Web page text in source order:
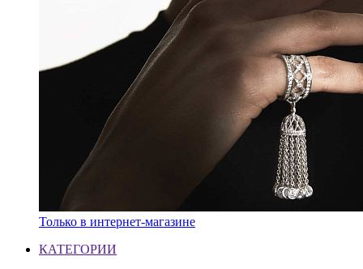
Только в интернет-магазине
КАТЕГОРИИ